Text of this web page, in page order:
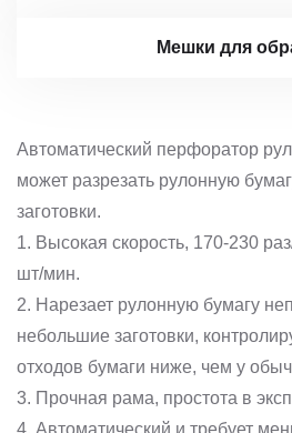
Мешки для
Автоматический перфоратор
может разрезать рулонную
заготовки.
1. Высокая скорость, 170-230
шт/мин.
2. Нарезает рулонную бумагу
небольшие заготовки,
отходов бумаги ниже, чем у
3. Прочная рама, простота в
4. Автоматический и требует